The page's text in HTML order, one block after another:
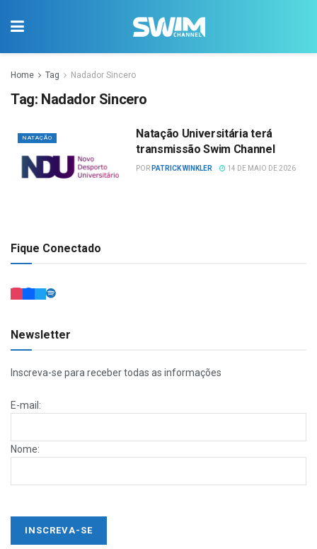
Home Tag Nadador Sincero
Tag: Nadador Sincero
NATAÇÃO
Natação Universitária terá
transmissão Swim Channel
POR PATRICK WINKLER 14 DE MAIO DE 2026
Fique Conectado
Newsletter
Inscreva-se para receber todas as informações
E-mail:
Nome: